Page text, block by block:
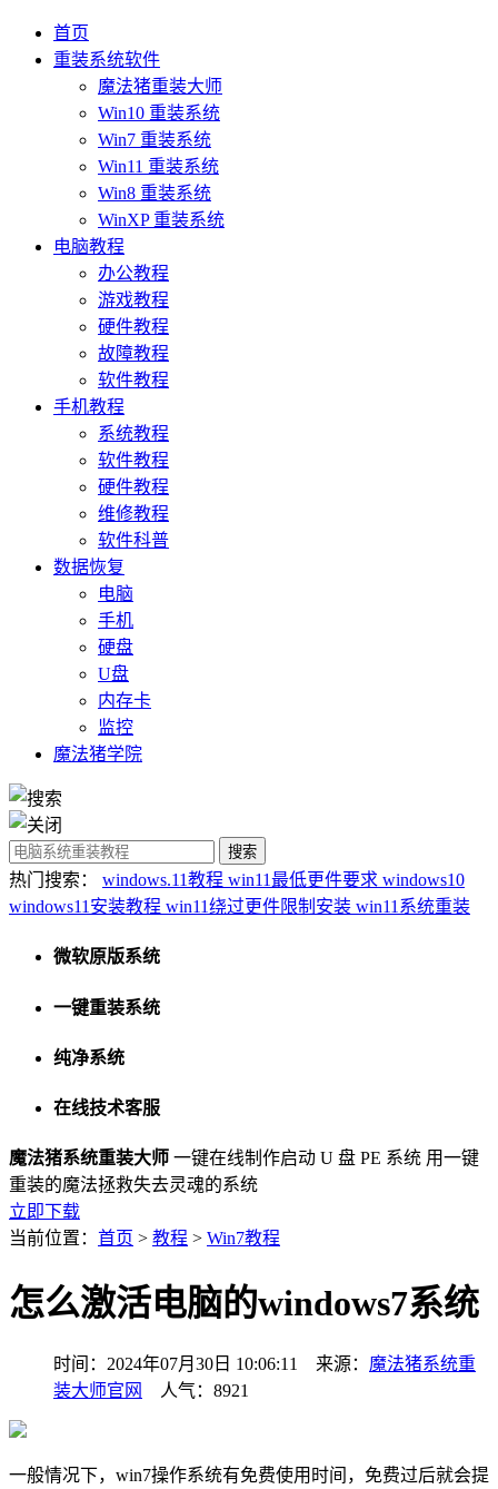
首页
重装系统软件
魔法猪重装大师
Win10 重装系统
Win7 重装系统
Win11 重装系统
Win8 重装系统
WinXP 重装系统
电脑教程
办公教程
游戏教程
硬件教程
故障教程
软件教程
手机教程
系统教程
软件教程
硬件教程
维修教程
软件科普
数据恢复
电脑
手机
硬盘
U盘
内存卡
监控
魔法猪学院
热门搜索： windows.11教程 win11最低更件要求 windows10
windows11安装教程 win11绕过更件限制安装 win11系统重装
微软原版系统
一键重装系统
纯净系统
在线技术客服
魔法猪系统重装大师 一键在线制作启动 U 盘 PE 系统 用一键
重装的魔法拯救失去灵魂的系统
立即下载
当前位置： 首页 > 教程 > Win7教程
怎么激活电脑的windows7系统
时间：2024年07月30日 10:06:11 来源： 魔法猪系统重
装大师官网
人气：8921
一般情况下，win7操作系统有免费使用时间，免费过后就会提